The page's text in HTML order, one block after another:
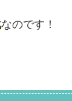
なのです！